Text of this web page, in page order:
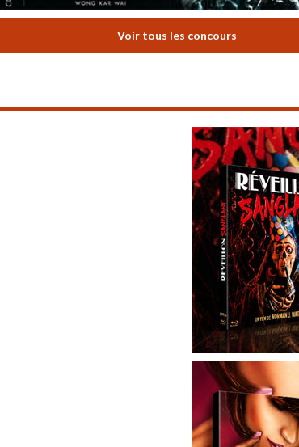
Voir tous les concours